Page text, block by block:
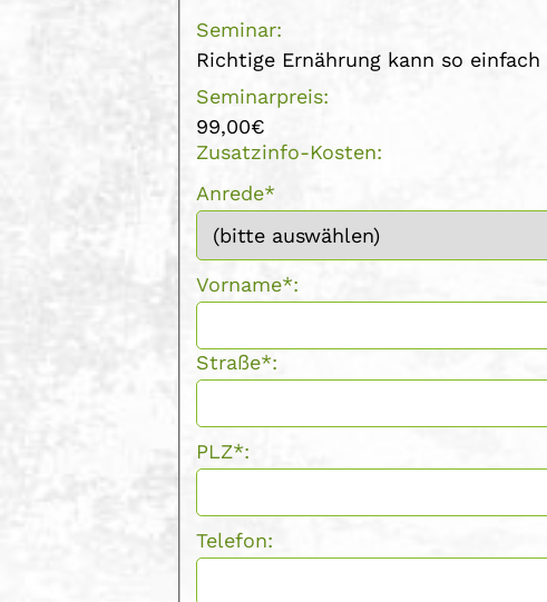
Seminar:
Richtige Ernährung kann so einfach
Seminarpreis:
99,00€
Zusatzinfo-Kosten:
Anrede*
Vorname*:
Straße*:
PLZ*:
Telefon: